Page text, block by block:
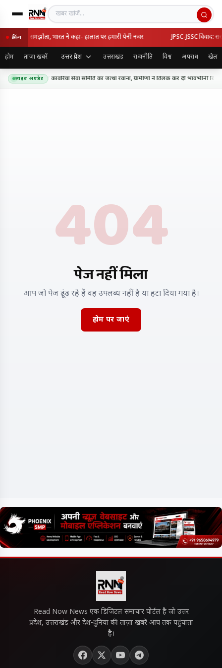
खबर खोजें
ब्रेकिंग
का रक्षा समझौता, भारत ने कहा- हालात पर हमारी पैनी नजर JPSC-JSSC विवाद:
होम ताज़ा खबरें उत्तर प्रदेश उत्तराखंड राजनीति विश्व अपराध खेल
लाइव अपडेट
के लिए शिव शक्ति कांवरिया सेवा समिति का जत्था रवाना, ग्रामीणों ने तिलक कर दी भावभीनी विदाई
404
पेज नहीं मिला
आप जो पेज ढूंढ रहे हैं वह उपलब्ध नहीं है या हटा दिया गया है।
होम पर जाएं
Read Now News एक डिजिटल समाचार पोर्टल है जो उत्तर
प्रदेश, उत्तराखंड और देश-दुनिया की ताज़ा खबरें आप तक पहुंचाता
है।